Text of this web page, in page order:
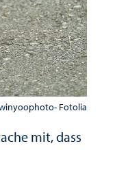
Fotolia
mit, dass